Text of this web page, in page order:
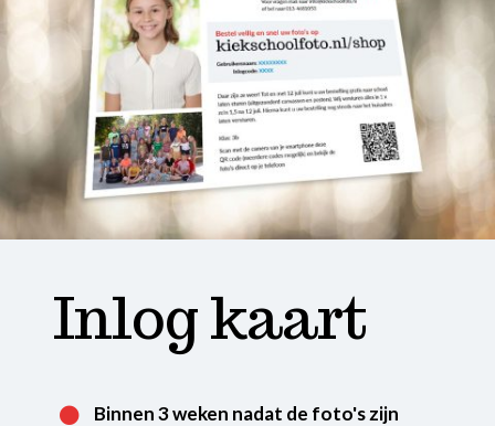
Inlog kaart

Binnen 3 weken nadat de foto's zijn